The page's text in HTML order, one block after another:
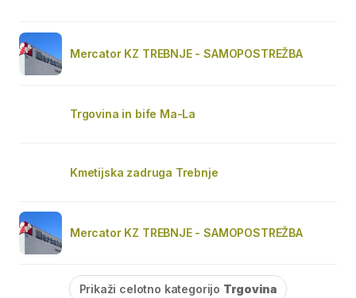
Mercator KZ TREBNJE - SAMOPOSTREŽBA
Trgovina in bife Ma-La
Kmetijska zadruga Trebnje
Mercator KZ TREBNJE - SAMOPOSTREŽBA
Prikaži celotno kategorijo Trgovina